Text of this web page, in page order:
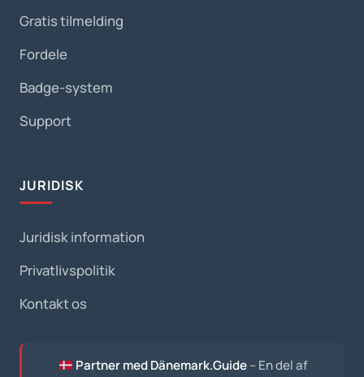
Gratis tilmelding
Fordele
Badge-system
Support
JURIDISK
Juridisk information
Privatlivspolitik
Kontakt os
Partner med Dänemark.Guide– En del af